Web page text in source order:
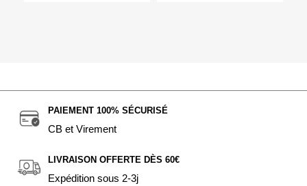
PAIEMENT 100% SÉCURISÉ
CB et Virement
LIVRAISON OFFERTE DÈS 60€
Expédition sous 2-3j